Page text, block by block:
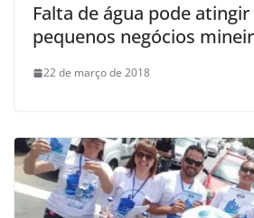
Falta de água pode atingir
pequenos negócios
22 de março de 2018